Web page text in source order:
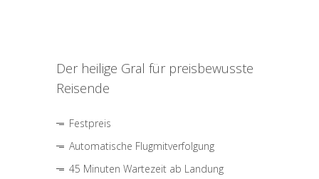
Der heilige Gral für preisbewusste
Reisende
Festpreis
Automatische Flugmitverfolgung
45 Minuten Wartezeit ab Landung